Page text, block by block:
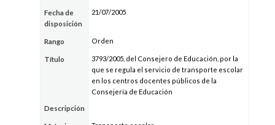
Fecha de
disposición
21/07/2005
Rango Orden
Título
3793/2005, del Consejero de Educación, por la
que se regula el servicio de transporte escolar
en los centros docentes públicos de la
Consejería de Educación
Descripción